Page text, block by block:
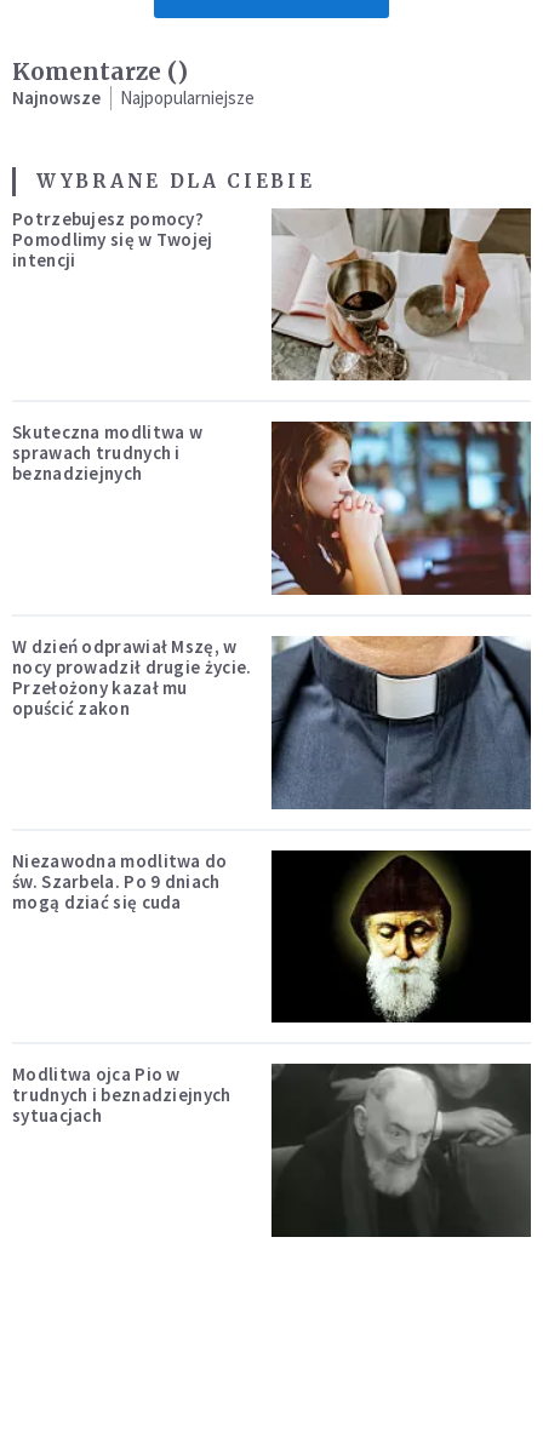
Komentarze ()
Najnowsze Najpopularniejsze
WYBRANE DLA CIEBIE
Potrzebujesz pomocy?
Pomodlimy się w Twojej
intencji
Skuteczna modlitwa w
sprawach trudnych i
beznadziejnych
W dzień odprawiał Mszę, w
nocy prowadził drugie życie.
Przełożony kazał mu
opuścić zakon
Niezawodna modlitwa do
św. Szarbela. Po 9 dniach
mogą dziać się cuda
Modlitwa ojca Pio w
trudnych i beznadziejnych
sytuacjach